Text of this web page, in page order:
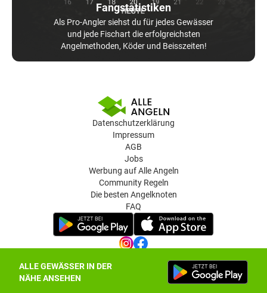
ALLE GEWÄSSER IN DER
NÄHE ANSEHEN
Fangstatistiken
Als Pro-Angler siehst du für jedes Gewässer
und jede Fischart die erfolgreichsten
Angelmethoden, Köder und Beisszeiten!
Datenschutzerklärung
Impressum
AGB
Jobs
Werbung auf Alle Angeln
Community Regeln
Die besten Angelknoten
FAQ
Datenschutz-Einstellungen